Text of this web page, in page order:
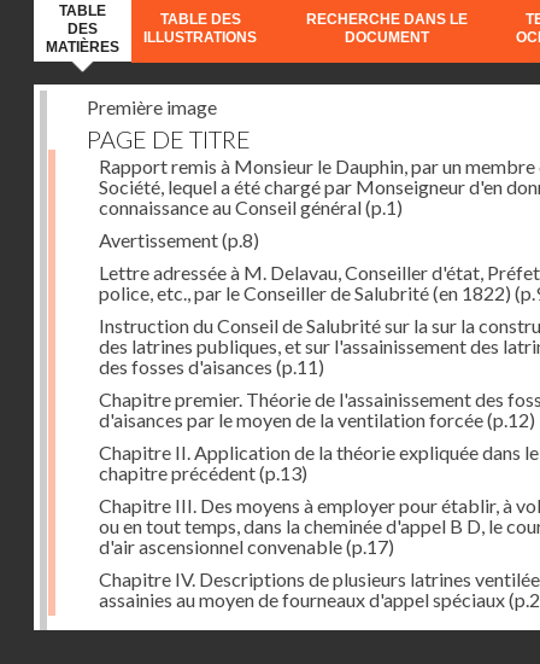
TABLE
DES
MATIÈRES
TABLE DES
ILLUSTRATIONS
RECHERCHE DANS LE
DOCUMENT
Première image
PAGE DE TITRE
Rapport remis à Monsieur le Dauphin, par un membre
Société, lequel a été chargé par Monseigneur d'en
connaissance au Conseil général(p.1)
Avertissement(p.8)
Lettre adressée à M. Delavau, Conseiller d'état,
police, etc., par le Conseiller de Salubrité (en 1822)
Instruction du Conseil de Salubrité sur la sur la
des latrines publiques, et sur l'assainissement des
des fosses d'aisances (p.11)
Chapitre premier. Théorie de l'assainissement des
d'aisances par le moyen de la ventilation forcée(p.12)
Chapitre II. Application de la théorie expliquée dans le
chapitre précédent(p.13)
Chapitre III. Des moyens à employer pour établir, à
ou en tout temps, dans la cheminée d'appel B D, le
d'air ascensionnel convenable(p.17)
Chapitre IV. Descriptions de plusieurs latrines
assainies au moyen de fourneaux d'appel spéciaux
Dernière image